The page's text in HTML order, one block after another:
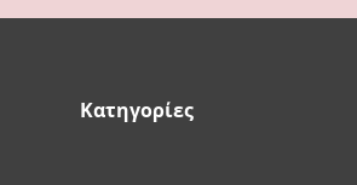
Κατηγορίες